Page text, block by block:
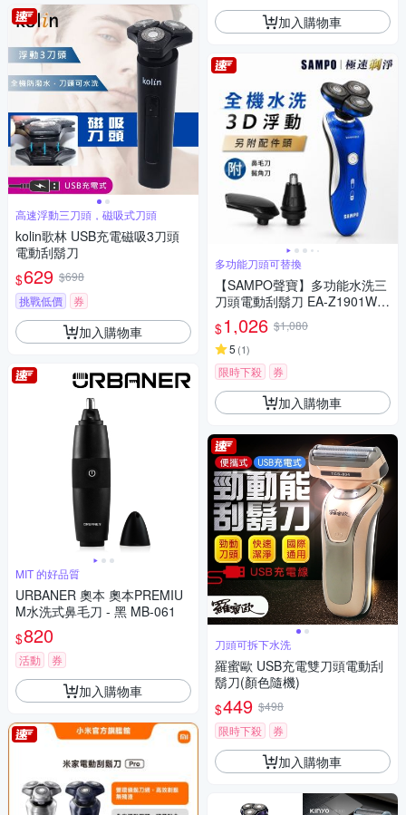
高速浮動三刀頭，磁吸式刀頭
kolin歌林 USB充電磁吸3刀頭
電動刮鬍刀
$629 $698
挑戰低價
券
加入購物車
MIT 的好品質
URBANER 奧本 奧本PREMIU
M水洗式鼻毛刀 - 黑 MB-061
$820
活動 券
加入購物車
加入購物車
多功能刀頭可替換
【SAMPO聲寶】多功能水洗三
刀頭電動刮鬍刀 EA-Z1901WL
(鼻毛刀/鬢角刀)
$1,026 $1,080
5 (1)
限時下殺 券
加入購物車
刀頭可拆下水洗
羅蜜歐 USB充電雙刀頭電動刮
鬍刀(顏色隨機)
$449 $498
限時下殺
券
加入購物車